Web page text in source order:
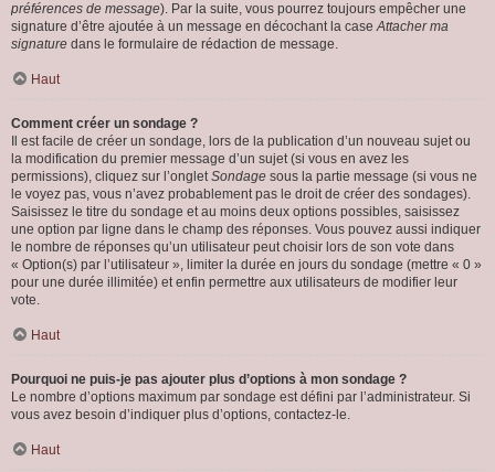
préférences de message). Par la suite, vous pourrez toujours empêcher une
signature d’être ajoutée à un message en décochant la caseAttacher ma
signature dans le formulaire de rédaction de message.
Haut
Comment créer un sondage ?
Il est facile de créer un sondage, lors de la publication d’un nouveau sujet ou
la modification du premier message d’un sujet (si vous en avez les
permissions), cliquez sur l’ongletSondage sous la partie message (si vous ne
le voyez pas, vous n’avez probablement pas le droit de créer des sondages).
Saisissez le titre du sondage et au moins deux options possibles, saisissez
une option par ligne dans le champ des réponses. Vous pouvez aussi indiquer
le nombre de réponses qu’un utilisateur peut choisir lors de son vote dans
« Option(s) par l’utilisateur », limiter la durée en jours du sondage (mettre « 0 »
pour une durée illimitée) et enfin permettre aux utilisateurs de modifier leur
vote.
Haut
Pourquoi ne puis-je pas ajouter plus d’options à mon sondage ?
Le nombre d’options maximum par sondage est défini par l’administrateur. Si
vous avez besoin d’indiquer plus d’options, contactez-le.
Haut